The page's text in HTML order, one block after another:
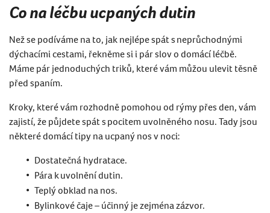
Co na léčbu ucpaných dutin
Než se podíváme na to, jak nejlépe spát s neprůchodnými
dýchacími cestami, řekněme si i pár slov o domácí léčbě.
Máme pár jednoduchých triků, které vám můžou ulevit těsně
před spaním.
Kroky, které vám rozhodně pomohou od rýmy přes den, vám
zajistí, že půjdete spát s pocitem uvolněného nosu. Tady jsou
některé domácí tipy na ucpaný nos v noci:
Dostatečná hydratace.
Pára k uvolnění dutin.
Teplý obklad na nos.
Bylinkové čaje – účinný je zejména zázvor.